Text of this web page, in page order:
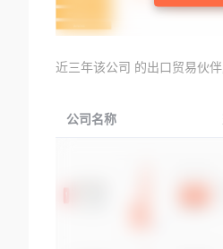
近三年该公司 的出口贸易伙
公司名称